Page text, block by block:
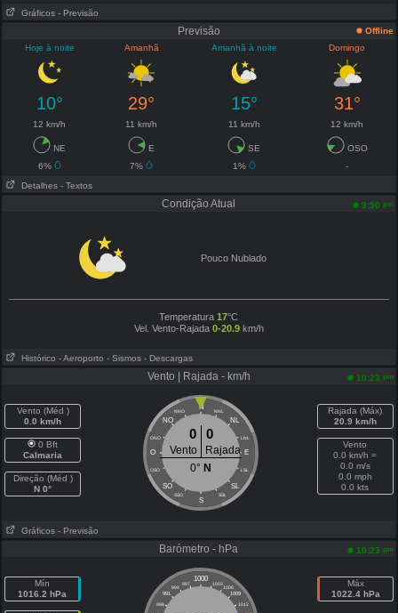
Gráficos - Previsão
Previsão
Offline
Hoje à noite
Amanhã Amanhã à noite Domingo
10° 29° 15° 31°
12 km/h 11 km/h 11 km/h 12 km/h
NE E SE
OSO
6%
7% 1%
-
Detalhes - Textos
Condição Atual 9:50 pm
Pouco Nublado
Temperatura17°C
Vel. Vento-Rajada 0-20.9km/h
Histórico - Aeroporto - Sismos - Descargas
Vento | Rajada - km/h 10:23 pm
Vento (Méd )
0.0 km/h
0 Bft
Calmaria
Direção (Méd )
N 0°
N
NNO NNL
NO NL
ONO LNL
O E
OSO LSL
SO SL
SSO SSL
S
0 0
Vento
Rajada
0° N
Rajada (Máx)
20.9 km/h
Vento
0.0 km/h =
0.0 m/s
0.0 mph
0.0 kts
Gráficos - Previsão
Barómetro - hPa 10:23 pm
Mín
1016.2 hPa
1000
997 1003
994
1006
991
1009
988
1012
Máx
1022.4 hPa